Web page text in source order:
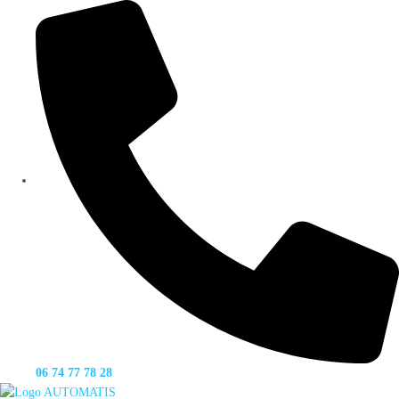
06 74 77 78 28